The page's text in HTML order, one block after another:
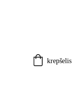
krepšelis